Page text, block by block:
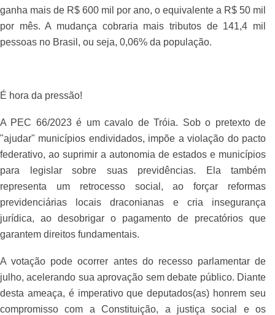
ganha mais de R$ 600 mil por ano, o equivalente a R$ 50 mil
por mês. A mudança cobraria mais tributos de 141,4 mil
pessoas no Brasil, ou seja, 0,06% da população.
É hora da pressão!
A PEC 66/2023 é um cavalo de Tróia. Sob o pretexto de
"ajudar" municípios endividados, impõe a violação do pacto
federativo, ao suprimir a autonomia de estados e municípios
para legislar sobre suas previdências. Ela também
representa um retrocesso social, ao forçar reformas
previdenciárias locais draconianas e cria insegurança
jurídica, ao desobrigar o pagamento de precatórios que
garantem direitos fundamentais.
A votação pode ocorrer antes do recesso parlamentar de
julho, acelerando sua aprovação sem debate público. Diante
desta ameaça, é imperativo que deputados(as) honrem seu
compromisso com a Constituição, a justiça social e os